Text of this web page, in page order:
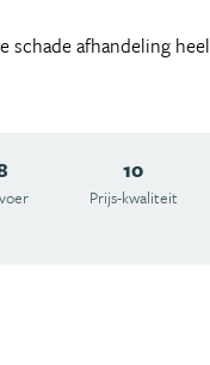
schade afhandeling heel
10
Prijs-kwaliteit